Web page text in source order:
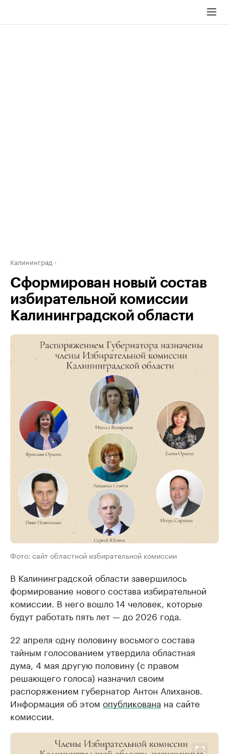
Калининград
Сформирован новый состав
избирательной комиссии
Калининградской области
Фото: сайт областной избирательной комиссии
В Калининградской области завершилось
формирование нового состава избирательной
комиссии. В него вошло 14 человек, которые
будут работать пять лет — до 2026 года.
22 апреля одну половину восьмого состава
тайным голосованием утвердила областная
дума, 4 мая другую половину (с правом
решающего голоса) назначил своим
распоряжением губернатор Антон Алиханов.
Информация об этом опубликована на сайте
комиссии.